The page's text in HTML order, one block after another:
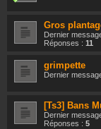
Gros
Dernier
Réponses : 11
grimpette
Dernier
[Ts3] Bans
Dernier
Réponses : 5